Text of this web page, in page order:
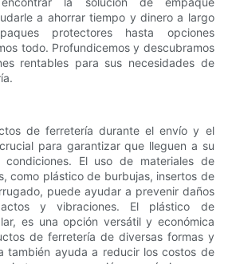
a ahorrar tiempo y dinero a largo
protectores hasta opciones
todo. Profundicemos y descubramos
rentables para sus necesidades de
de ferretería durante el envío y el
para garantizar que lleguen a su
El uso de materiales de
como plástico de burbujas, insertos de
puede ayudar a prevenir daños
y vibraciones. El plástico de
es una opción versátil y económica
de ferretería de diversas formas y
también ayuda a reducir los costos de